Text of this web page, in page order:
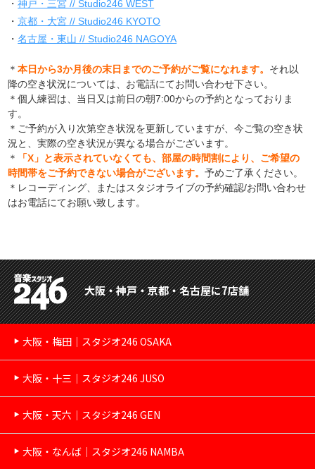
・神戸・三宮 // Studio246 WEST
・京都・大宮 // Studio246 KYOTO
・名古屋・東山 // Studio246 NAGOYA
＊本日から3か月後の末日までのご予約がご覧になれます。 それ以
降の空き状況については、お電話にてお問い合わせ下さい。
＊個人練習は、当日又は前日の朝7:00からの予約となっておりま
す。
＊ご予約が入り次第空き状況を更新していますが、今ご覧の空き状
況と、実際の空き状況が異なる場合がございます。
＊
「X」と表示されていなくても、部屋の時間割により、ご希望の
時間帯をご予約できない場合がございます。予めご了承ください。
＊レコーディング、またはスタジオライブの予約確認/お問い合わせ
はお電話にてお願い致します。
大阪・神戸・京都・名古屋に7店舗
大阪・梅田｜スタジオ246 OSAKA
大阪・十三｜スタジオ246 JUSO
大阪・天六｜スタジオ246 GEN
大阪・なんば｜スタジオ246 NAMBA